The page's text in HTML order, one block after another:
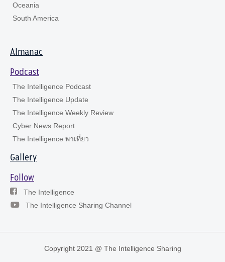
Oceania
South America
Almanac
Podcast
The Intelligence Podcast
The Intelligence Update
The Intelligence Weekly Review
Cyber News Report
The Intelligence พาเที่ยว
Gallery
Follow
The Intelligence
The Intelligence Sharing Channel
Copyright 2021 @ The Intelligence Sharing